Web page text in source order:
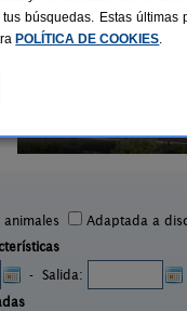
Adaptada a
- Salida:
búsquedas. Estas últimas
POLÍTICA DE COOKIES.